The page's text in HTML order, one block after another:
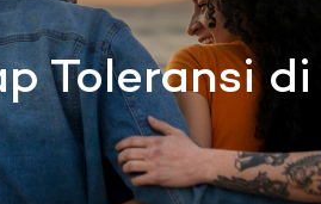
Toleransi